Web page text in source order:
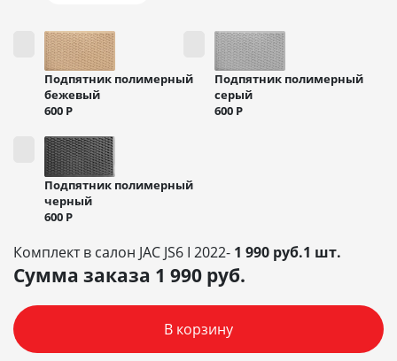
Подпятник полимерный
бежевый
600 Р
Подпятник полимерный
серый
600 Р
Подпятник полимерный
черный
600 Р
Комплект в салон JAC JS6 I 2022- 1 990 руб.1 шт.
Сумма заказа 1 990 руб.
В корзину